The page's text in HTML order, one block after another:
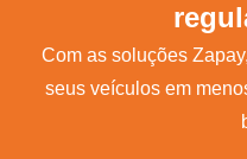
Com as soluções
seus veículos em